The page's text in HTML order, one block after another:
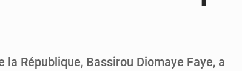
République, Bassirou Diomaye Faye, a